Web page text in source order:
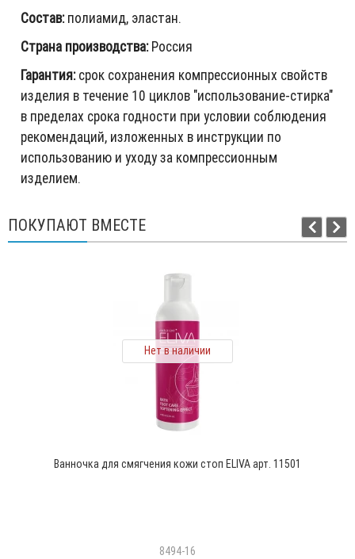
Состав:полиамид, эластан.
Страна производства:Россия
Гарантия:срок сохранения компрессионных свойств
изделия в течение 10 циклов "использование-стирка"
в пределах срока годности при условии соблюдения
рекомендаций, изложенных в инструкции по
использованию и уходу за компрессионным
изделием.
ПОКУПАЮТ ВМЕСТЕ
Нет в наличии
Ванночка для смягчения кожи стоп ELIVA арт. 11501
8494-16